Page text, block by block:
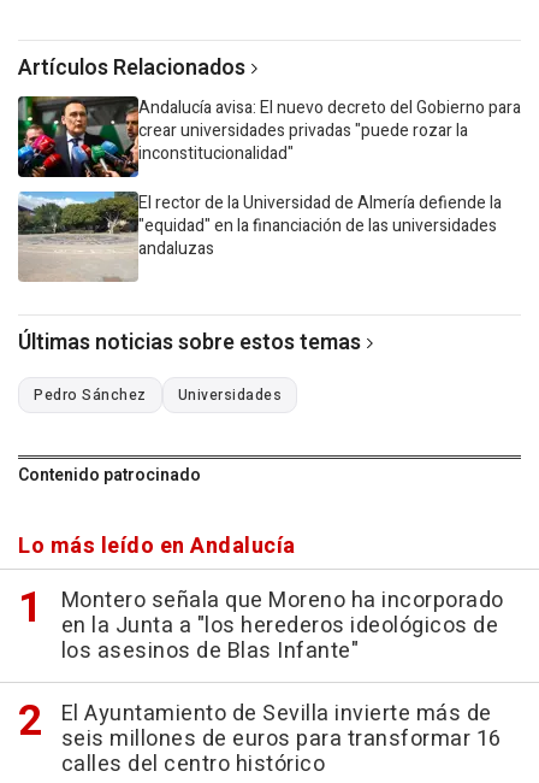
Artículos Relacionados
Andalucía avisa: El nuevo decreto del Gobierno para
crear universidades privadas "puede rozar la
inconstitucionalidad"
El rector de la Universidad de Almería defiende la
"equidad" en la financiación de las universidades
andaluzas
Últimas noticias sobre estos temas
Pedro Sánchez Universidades
Contenido patrocinado
Lo más leído en Andalucía
Montero señala que Moreno ha incorporado
en la Junta a "los herederos ideológicos de
los asesinos de Blas Infante"
El Ayuntamiento de Sevilla invierte más de
seis millones de euros para transformar 16
calles del centro histórico